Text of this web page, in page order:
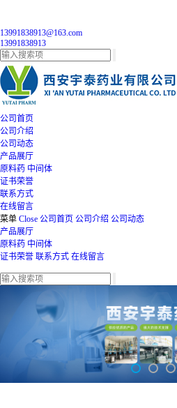
13991838913@163.com
13991838913
公司首页
公司介绍
公司动态
产品展厅
原料药 中间体
证书荣誉
联系方式
在线留言
菜单 Close 公司首页 公司介绍 公司动态
产品展厅
原料药 中间体
证书荣誉 联系方式 在线留言